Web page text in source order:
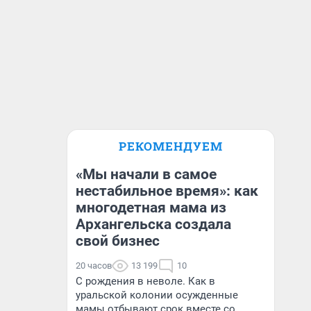
РЕКОМЕНДУЕМ
«Мы начали в самое
нестабильное время»: как
многодетная мама из
Архангельска создала
свой бизнес
20 часов 13 199 10
С рождения в неволе. Как в
уральской колонии осужденные